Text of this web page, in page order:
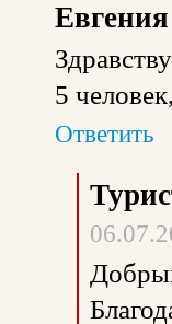
Евгения
5
Ответить